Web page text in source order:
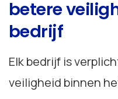
betere
bedrijf
Elk bedrijf is
veiligheid binnen